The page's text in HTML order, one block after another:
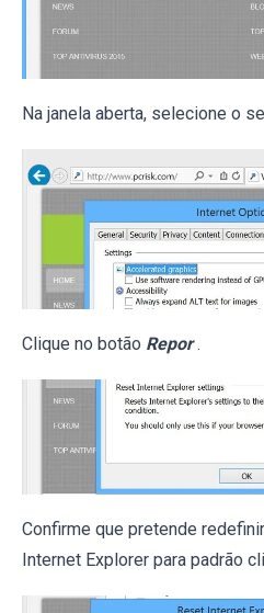
Na janela aberta, selecione o
Clique no botão Repor .
Confirme que pretende
Internet Explorer para padrão